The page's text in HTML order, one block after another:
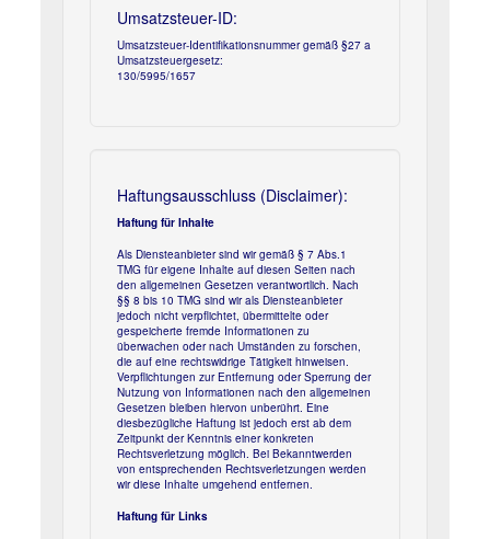
Umsatzsteuer-ID:
Umsatzsteuer-Identifikationsnummer gemäß §27 a
Umsatzsteuergesetz:
130/5995/1657
Haftungsausschluss (Disclaimer):
Haftung für Inhalte
Als Diensteanbieter sind wir gemäß § 7 Abs.1
TMG für eigene Inhalte auf diesen Seiten nach
den allgemeinen Gesetzen verantwortlich. Nach
§§ 8 bis 10 TMG sind wir als Diensteanbieter
jedoch nicht verpflichtet, übermittelte oder
gespeicherte fremde Informationen zu
überwachen oder nach Umständen zu forschen,
die auf eine rechtswidrige Tätigkeit hinweisen.
Verpflichtungen zur Entfernung oder Sperrung der
Nutzung von Informationen nach den allgemeinen
Gesetzen bleiben hiervon unberührt. Eine
diesbezügliche Haftung ist jedoch erst ab dem
Zeitpunkt der Kenntnis einer konkreten
Rechtsverletzung möglich. Bei Bekanntwerden
von entsprechenden Rechtsverletzungen werden
wir diese Inhalte umgehend entfernen.
Haftung für Links